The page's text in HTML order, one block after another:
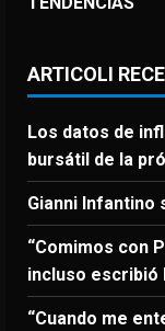
ARTICOLI
Los datos de
bursátil de la
Gianni
“Comimos con
incluso escribió
“Cuando me